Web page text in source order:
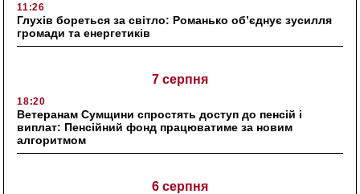
11:26
Глухів бореться за світло: Романько об’єднує зусилля
громади та енергетиків
7 серпня
18:20
Ветеранам Сумщини спростять доступ до пенсій і
виплат: Пенсійний фонд працюватиме за новим
алгоритмом
6 серпня